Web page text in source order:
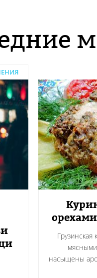
Грузинская
насыщены